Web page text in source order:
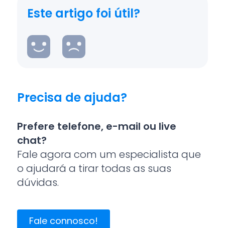
Este artigo foi útil?
Precisa de ajuda?
Prefere telefone, e-mail ou live
chat?
Fale agora com um especialista que
o ajudará a tirar todas as suas
dúvidas.
Fale connosco!